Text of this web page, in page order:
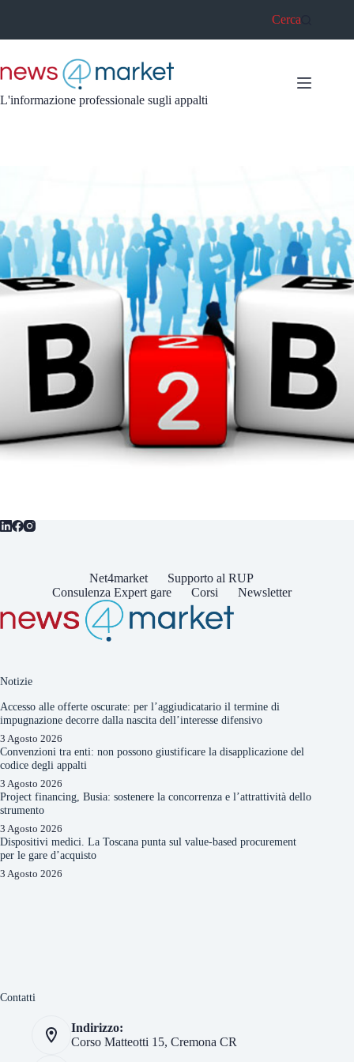
Cerca
L'informazione professionale sugli appalti
Net4market
Supporto al RUP
Consulenza Expert gare
Corsi Newsletter
Notizie
Accesso alle offerte oscurate: per l’aggiudicatario il termine di
impugnazione decorre dalla nascita dell’interesse difensivo
3 Agosto 2026
Convenzioni tra enti: non possono giustificare la disapplicazione del
codice degli appalti
3 Agosto 2026
Project financing, Busia: sostenere la concorrenza e l’attrattività dello
strumento
3 Agosto 2026
Dispositivi medici. La Toscana punta sul value-based procurement
per le gare d’acquisto
3 Agosto 2026
Contatti
Indirizzo:
Corso Matteotti 15, Cremona CR